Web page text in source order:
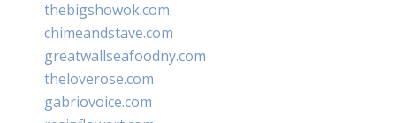
thebigshowok.com
chimeandstave.com
greatwallseafoodny.com
theloverose.com
gabriovoice.com